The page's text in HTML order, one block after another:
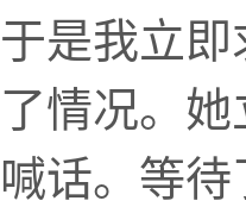
于是我立
了情况。
喊话。等